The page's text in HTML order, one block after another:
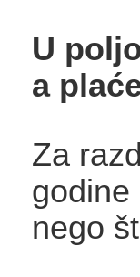
U
a
Za
godine
nego